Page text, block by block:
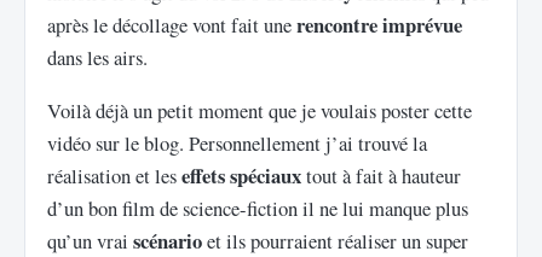
après le décollage vont fait unerencontre imprévue
dans les airs.
Voilà déjà un petit moment que je voulais poster cette
vidéo sur le blog. Personnellement j’ai trouvé la
réalisation et leseffets spéciauxtout à fait à hauteur
d’un bon film de science-fiction il ne lui manque plus
qu’un vrai scénarioet ils pourraient réaliser un super